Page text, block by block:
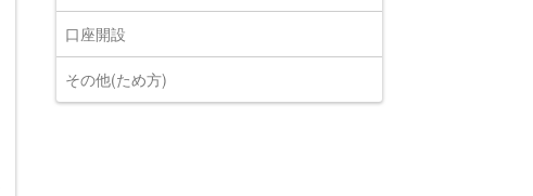
口座開設
その他(ため方)